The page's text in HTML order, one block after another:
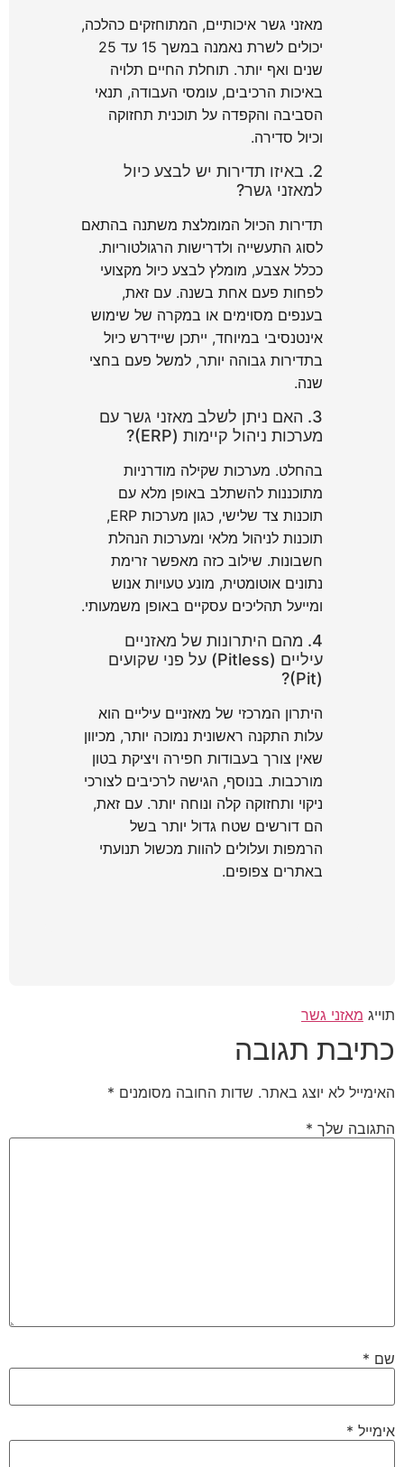
מאזני גשר איכותיים, המתוחזקים כהלכה,
יכולים לשרת נאמנה במשך 15 עד 25
שנים ואף יותר. תוחלת החיים תלויה
באיכות הרכיבים, עומסי העבודה, תנאי
הסביבה והקפדה על תוכנית תחזוקה
וכיול סדירה.
2. באיזו תדירות יש לבצע כיול
למאזני גשר?
תדירות הכיול המומלצת משתנה בהתאם
לסוג התעשייה ולדרישות הרגולטוריות.
ככלל אצבע, מומלץ לבצע כיול מקצועי
לפחות פעם אחת בשנה. עם זאת,
בענפים מסוימים או במקרה של שימוש
אינטנסיבי במיוחד, ייתכן שיידרש כיול
בתדירות גבוהה יותר, למשל פעם בחצי
שנה.
3. האם ניתן לשלב מאזני גשר עם
מערכות ניהול קיימות (ERP)?
בהחלט. מערכות שקילה מודרניות
מתוכננות להשתלב באופן מלא עם
תוכנות צד שלישי, כגון מערכות ERP,
תוכנות לניהול מלאי ומערכות הנהלת
חשבונות. שילוב כזה מאפשר זרימת
נתונים אוטומטית, מונע טעויות אנוש
ומייעל תהליכים עסקיים באופן משמעותי.
4. מהם היתרונות של מאזניים
עיליים (Pitless) על פני שקועים
(Pit)?
היתרון המרכזי של מאזניים עיליים הוא
עלות התקנה ראשונית נמוכה יותר, מכיוון
שאין צורך בעבודות חפירה ויציקת בטון
מורכבות. בנוסף, הגישה לרכיבים לצורכי
ניקוי ותחזוקה קלה ונוחה יותר. עם זאת,
הם דורשים שטח גדול יותר בשל
הרמפות ועלולים להוות מכשול תנועתי
באתרים צפופים.
תוייג מאזני גשר
כתיבת תגובה
האימייל לא יוצג באתר. שדות החובה מסומנים *
התגובה שלך *
שם *
אימייל *